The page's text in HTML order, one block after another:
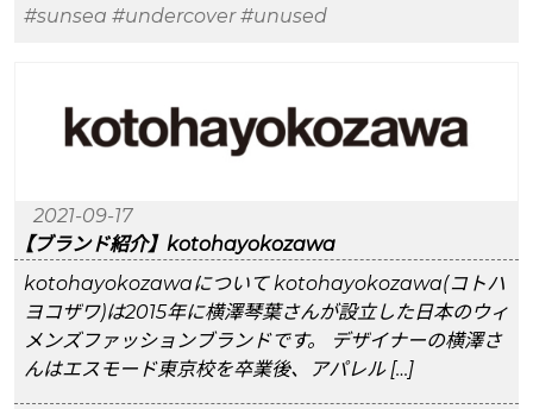
#sunsea #undercover #unused
2021-09-17
【ブランド紹介】kotohayokozawa
kotohayokozawaについて kotohayokozawa(コトハ
ヨコザワ)は2015年に横澤琴葉さんが設立した日本のウィ
メンズファッションブランドです。 デザイナーの横澤さ
んはエスモード東京校を卒業後、アパレル […]